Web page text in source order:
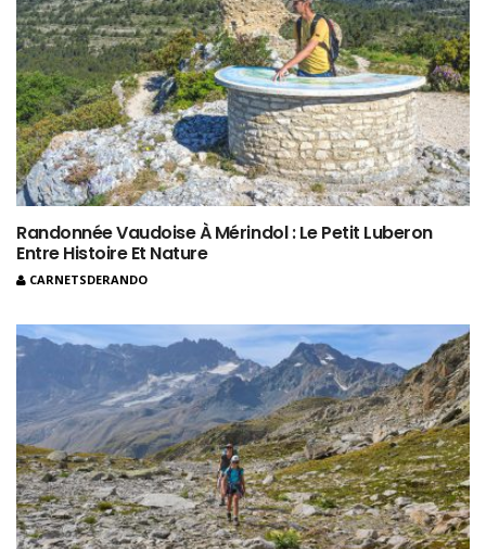
Randonnée Vaudoise À Mérindol : Le Petit Luberon
Entre Histoire Et Nature
CARNETSDERANDO